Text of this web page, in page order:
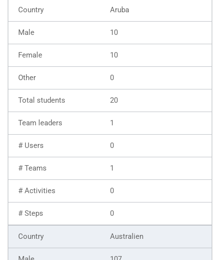
Aruba
10
10
0
20
1
0
1
0
0
Australien